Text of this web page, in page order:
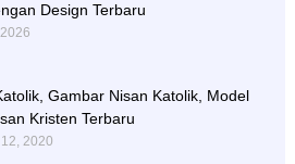
Design Terbaru
Gambar Nisan Katolik, Model
Kristen Terbaru
2020